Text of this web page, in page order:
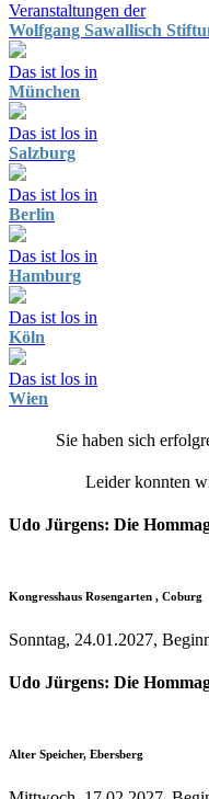
Veranstaltungen der
Wolfgang Sawallisch
Das ist los in
München
Das ist los in
Salzburg
Das ist los in
Berlin
Das ist los in
Hamburg
Das ist los in
Köln
Das ist los in
Wien
Sie haben sich
Leider konnten
Udo Jürgens: Die
Kongresshaus Rosengarten , Coburg
Sonntag, 24.01.2027,
Udo Jürgens: Die
Alter Speicher, Ebersberg